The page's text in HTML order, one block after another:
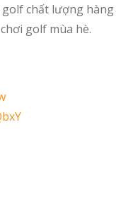
chất lượng hàng
golf mùa hè.